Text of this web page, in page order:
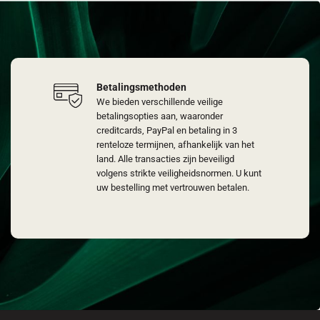
Betalingsmethoden
We bieden verschillende veilige
betalingsopties aan, waaronder
creditcards, PayPal en betaling in 3
renteloze termijnen, afhankelijk van het
land. Alle transacties zijn beveiligd
volgens strikte veiligheidsnormen. U kunt
uw bestelling met vertrouwen betalen.